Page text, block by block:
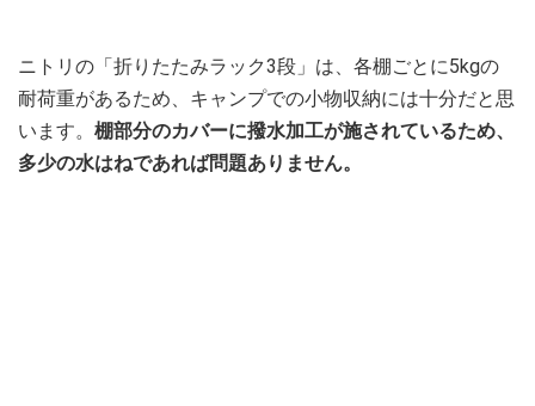
ニトリの「折りたたみラック3段」は、各棚ごとに5kgの
耐荷重があるため、キャンプでの小物収納には十分だと思
います。 棚部分のカバーに撥水加工が施されているため、
多少の水はねであれば問題ありません。